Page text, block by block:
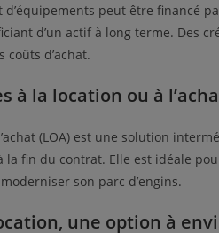
d’équipements peut être financé
d’un actif à long terme. Des
d’achat.
à la location ou à
(LOA) est une solution
fin du contrat. Elle est idéale
son parc d’engins.
une option à